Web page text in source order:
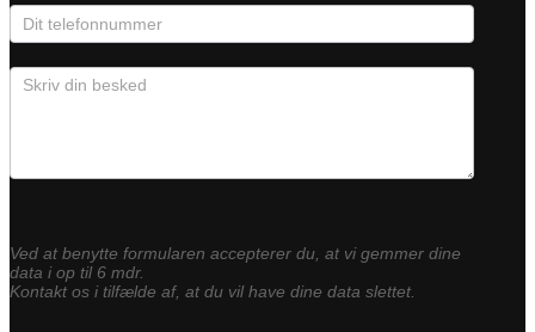
Ved at benytte formularen accepterer du, at vi gemmer dine
data i op til 6 mdr.
Kontakt os i tilfælde af, at du vil have dine data slettet.